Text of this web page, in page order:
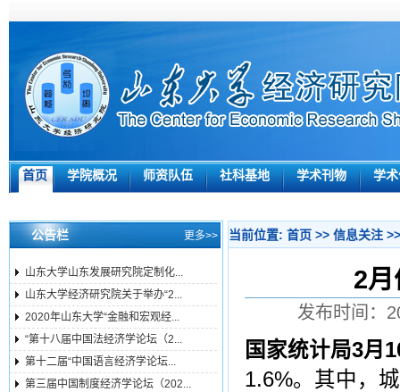
首页 学院概况 师资队伍 社科基地 学术刊物 学
公告栏 更多>>
山东大学山东发展研究院定制化...
山东大学经济研究院关于举办“2...
2020年山东大学“金融和宏观经...
“第十八届中国法经济学论坛（2...
第十二届“中国语言经济学论坛...
第三届中国制度经济学论坛（202...
当前位置: 首页 >> 信息关注
2
发布时间：
国家统计局3月
1.6%。其中，